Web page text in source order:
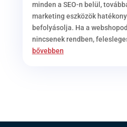
minden a SEO-n belül,
marketing eszközök
befolyásolja. Ha a
nincsenek rendben,
bővebben